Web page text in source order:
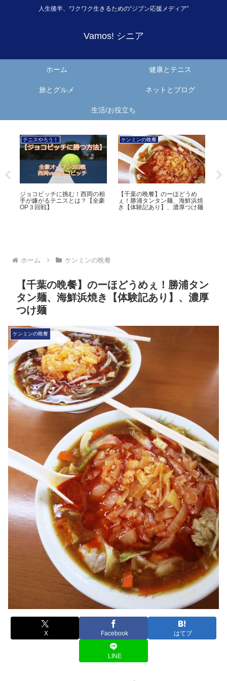
人生後半、ワクワク生きるための“ジブン応援メディア”
Vamos! シニア
ホーム 健康とテニス
旅とグルメ ネットとブログ
生活/お役立ち
ケンミンの晩餐
【熊本の晩餐】たいが、うめぇ
ー！あくまき、馬刺し、熊本ラ
ーメン
シニア楽・得
７Pay以外の安全性は？今使っ
てるペイペイ、LINEペイ、ｄ払
いを再点検【シニアこそキャッ
ホーム ケンミンの晩餐
【千葉の晩餐】のーほどうめぇ！勝浦タン
タン麺、海鮮浜焼き【体験記あり】、濃厚
つけ麺
ケンミンの晩餐
X Facebook はてブ
LINE